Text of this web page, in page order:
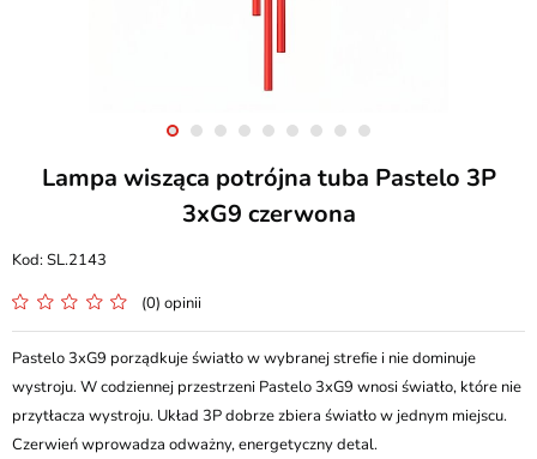
Lampa wisząca potrójna tuba Pastelo 3P
3xG9 czerwona
SL.2143
(0) opinii
Pastelo 3xG9 porządkuje światło w wybranej strefie i nie dominuje
wystroju. W codziennej przestrzeni Pastelo 3xG9 wnosi światło, które nie
przytłacza wystroju. Układ 3P dobrze zbiera światło w jednym miejscu.
Czerwień wprowadza odważny, energetyczny detal.